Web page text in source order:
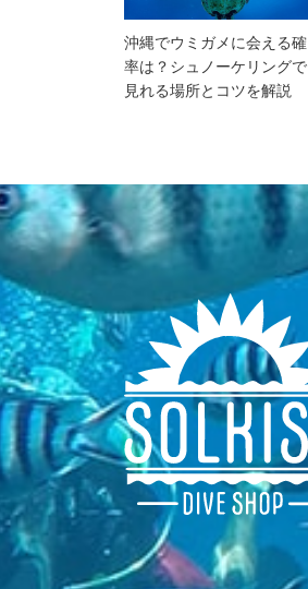
沖縄でウミガメに会える確
率は？シュノーケリングで
見れる場所とコツを解説